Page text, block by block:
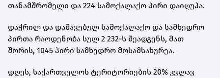
თანამშრომელი და 224 სამოქალაქო პირი დაიღუპა.
დაჭრილ და დაშავებულ სამოქალაქო და სამხედრო
პირთა რაოდენობა სულ 2 232-ს შეადგენს, მათ
შორის, 1045 პირი სამხედრო მოსამსახურეა.
დღეს, საქართველოს ტერიტორიების 20% კვლავ